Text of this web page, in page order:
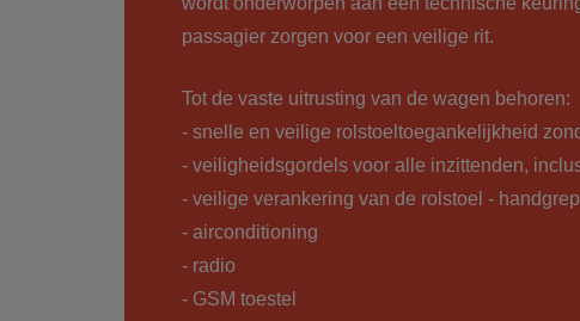
passagier zorgen voor een veilige rit.
Tot de vaste uitrusting van de wagen behoren:
- snelle en veilige rolstoeltoegankelijkheid
- veiligheidsgordels voor alle inzittenden,
- veilige verankering van de rolstoel -
- airconditioning
- radio
- GSM toestel